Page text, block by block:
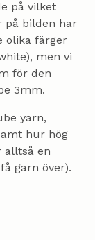
på vilket
på bilden har
olika färger
men vi
för den
3mm.
yarn,
hur hög
alltså en
garn över).